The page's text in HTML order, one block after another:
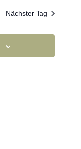
Navigation
Nächster Tag